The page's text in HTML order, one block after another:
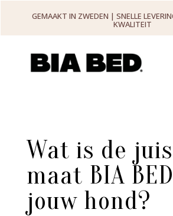
GEMAAKT IN ZWEDEN | SNELLE
KWALITEIT
Wat is de
maat BIA
jouw hond?